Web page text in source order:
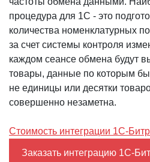
процедура для 1С - это
количества номенклатурных
за счет системы контроля
каждом сеансе обмена будут
товары, данные по которым
не единицы или десятки
совершенно незаметна.
Стоимость интеграции 1С-
Заказать интеграцию 1С-